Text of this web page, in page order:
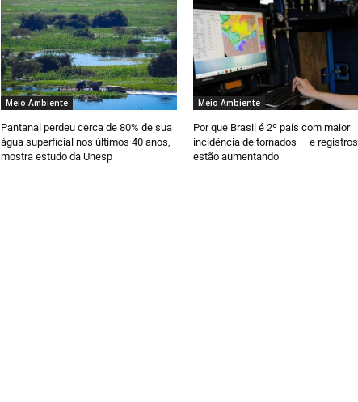
Meio Ambiente
Pantanal perdeu cerca de 80% de sua
água superficial nos últimos 40 anos,
mostra estudo da Unesp
Meio Ambiente
Por que Brasil é 2º país com maior
incidência de tornados — e registros
estão aumentando